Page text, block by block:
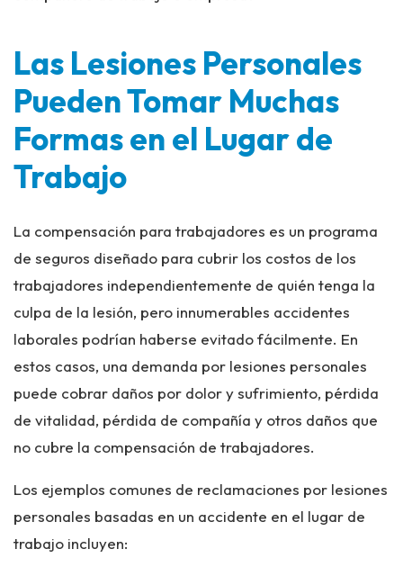
Las Lesiones Personales
Pueden Tomar Muchas
Formas en el Lugar de
Trabajo
La compensación para trabajadores es un programa
de seguros diseñado para cubrir los costos de los
trabajadores independientemente de quién tenga la
culpa de la lesión, pero innumerables accidentes
laborales podrían haberse evitado fácilmente. En
estos casos, una demanda por lesiones personales
puede cobrar daños por dolor y sufrimiento, pérdida
de vitalidad, pérdida de compañía y otros daños que
no cubre la compensación de trabajadores.
Los ejemplos comunes de reclamaciones por lesiones
personales basadas en un accidente en el lugar de
trabajo incluyen: